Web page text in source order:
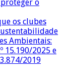
o
os clubes
Ambientais:
15.190/2025 e
2019